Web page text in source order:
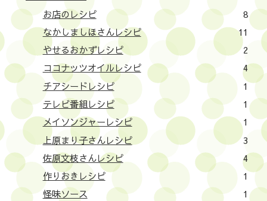
お店のレシピ
8
なかしましほさんレシピ
11
やせるおかずレシピ
2
ココナッツオイルレシピ
4
チアシードレシピ
1
テレビ番組レシピ
1
メイソンジャーレシピ
1
上原まり子さんレシピ
3
佐原文枝さんレシピ
4
作りおきレシピ
1
怪味ソース
1